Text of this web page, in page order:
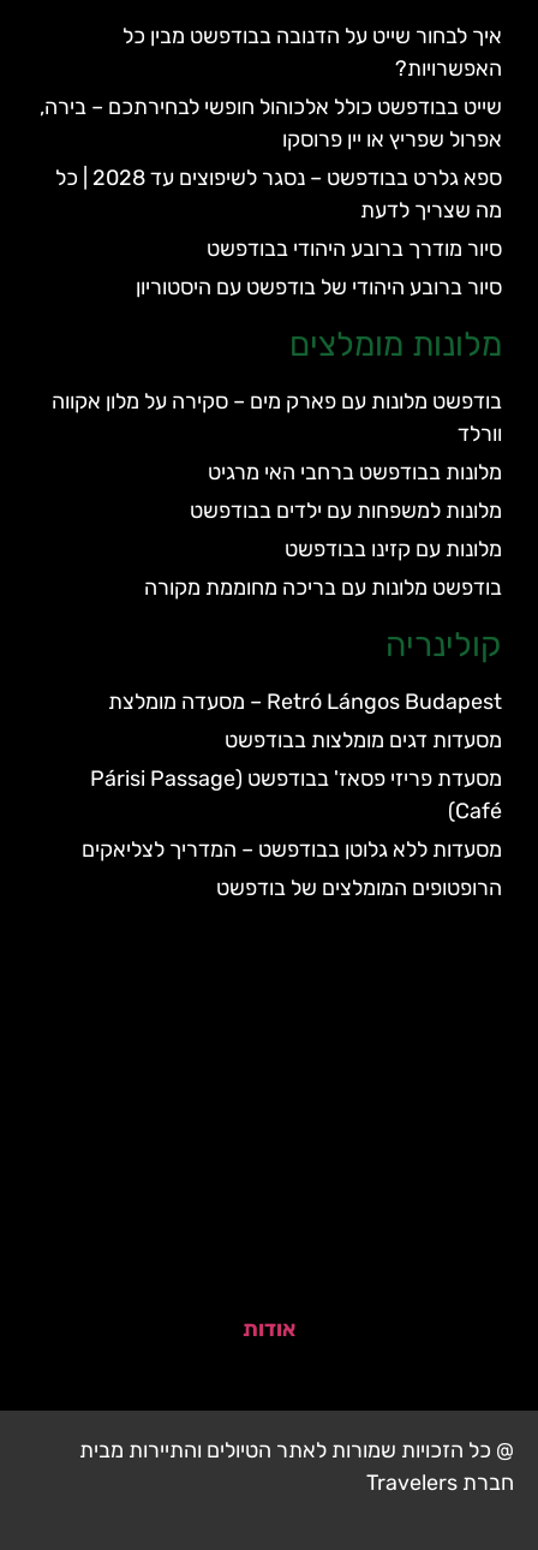
איך לבחור שייט על הדנובה בבודפשט מבין כל
האפשרויות?
שייט בבודפשט כולל אלכוהול חופשי לבחירתכם – בירה,
אפרול שפריץ או יין פרוסקו
ספא גלרט בבודפשט – נסגר לשיפוצים עד 2028 | כל
מה שצריך לדעת
סיור מודרך ברובע היהודי בבודפשט
סיור ברובע היהודי של בודפשט עם היסטוריון
מלונות מומלצים
בודפשט מלונות עם פארק מים – סקירה על מלון אקווה
וורלד
מלונות בבודפשט ברחבי האי מרגיט
מלונות למשפחות עם ילדים בבודפשט
מלונות עם קזינו בבודפשט
בודפשט מלונות עם בריכה מחוממת מקורה
קולינריה
Retró Lángos Budapest – מסעדה מומלצת
מסעדות דגים מומלצות בבודפשט
מסעדת פריזי פסאז' בבודפשט (Párisi Passage
Café)
מסעדות ללא גלוטן בבודפשט – המדריך לצליאקים
הרופטופים המומלצים של בודפשט
אודות
@ כל הזכויות שמורות לאתר הטיולים והתיירות מבית
חברת Travelers